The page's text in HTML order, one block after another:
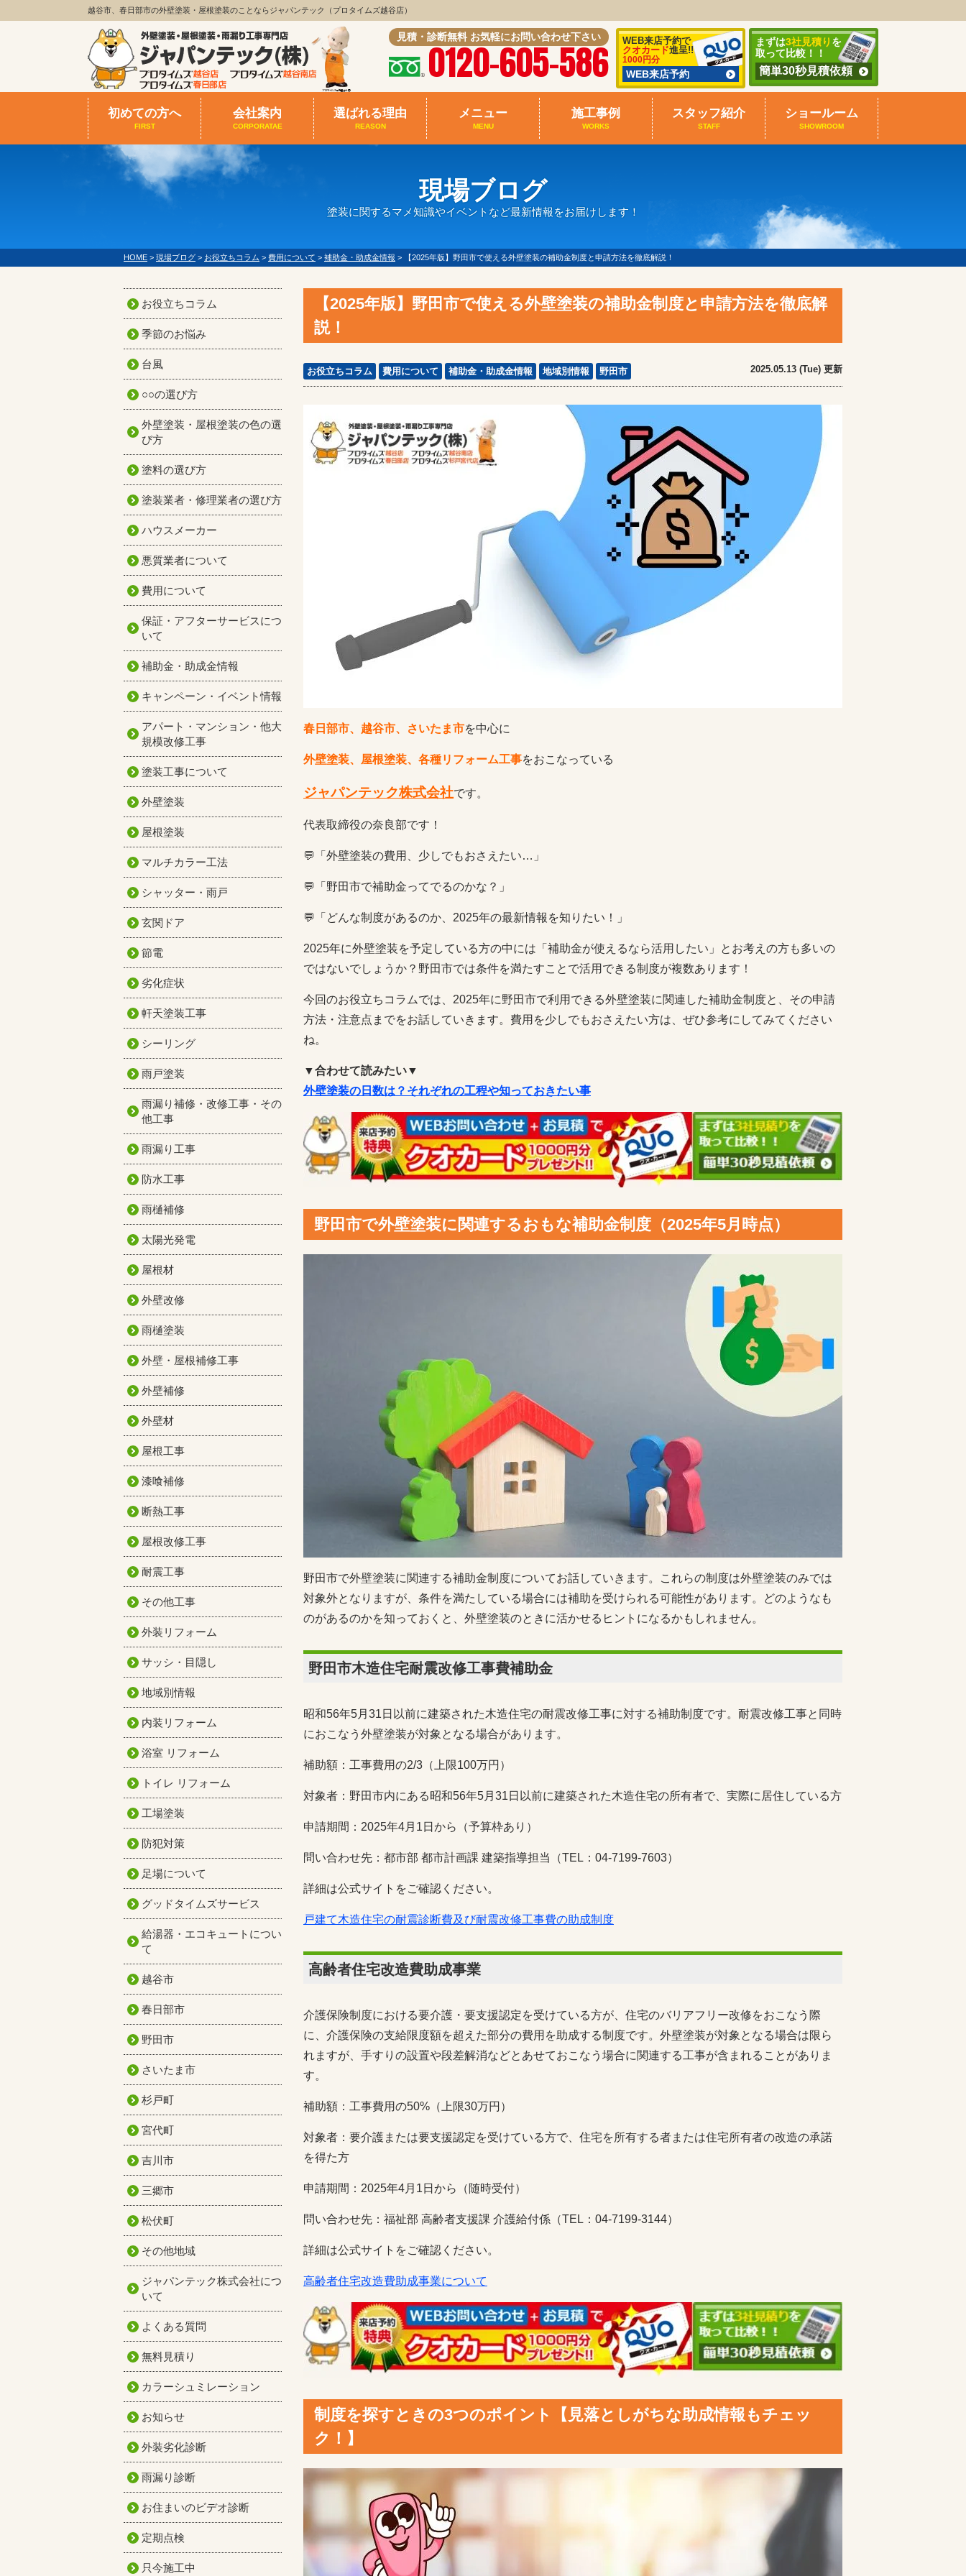
越谷市、春日部市の外壁塗装・屋根塗装のことならジャパンテック（プロタイムズ越谷店）
見積・診断無料 お気軽にお問い合わせ下さい
0120-605-586
WEB来店予約で
クオカード進呈!!
1000円分
WEB来店予約
まずは3社見積り を
取って比較！！
簡単30秒見積依頼
初めての方へ
FIRST
会社案内
CORPORATAE
選ばれる理由
REASON
メニュー
MENU
施工事例
WORKS
スタッフ紹介
STAFF
ショールーム
SHOWROOM
現場ブログ
塗装に関するマメ知識やイベントなど最新情報をお届けします！
HOME > 現場ブログ > お役立ちコラム > 費用について > 補助金・助成金情報 > 【2025年版】野田市で使える外壁塗装の補助金制度と申請方法を徹底解説！
【2025年版】野田市で使える外壁塗装の補助金制度と申請方法を徹底解
説！
お役立ちコラム 費用について 補助金・助成金情報 地域別情報 野田市 2025.05.13 (Tue) 更新
春日部市、越谷市、さいたま市を中心に
外壁塗装、屋根塗装、各種リフォーム工事をおこなっている
ジャパンテック株式会社です。
代表取締役の奈良部です！
💬「外壁塗装の費用、少しでもおさえたい…」
💬「野田市で補助金ってでるのかな？」
💬「どんな制度があるのか、2025年の最新情報を知りたい！」
2025年に外壁塗装を予定している方の中には「補助金が使えるなら活用したい」とお考えの方も多いの
ではないでしょうか？野田市では条件を満たすことで活用できる制度が複数あります！
今回のお役立ちコラムでは、2025年に野田市で利用できる外壁塗装に関連した補助金制度と、その申請
方法・注意点までをお話していきます。費用を少しでもおさえたい方は、ぜひ参考にしてみてください
ね。
▼合わせて読みたい▼
外壁塗装の日数は？それぞれの工程や知っておきたい事
野田市で外壁塗装に関連するおもな補助金制度（2025年5月時点）
野田市で外壁塗装に関連する補助金制度についてお話していきます。これらの制度は外壁塗装のみでは
対象外となりますが、条件を満たしている場合には補助を受けられる可能性があります。どのようなも
のがあるのかを知っておくと、外壁塗装のときに活かせるヒントになるかもしれません。
野田市木造住宅耐震改修工事費補助金
昭和56年5月31日以前に建築された木造住宅の耐震改修工事に対する補助制度です。耐震改修工事と同時
におこなう外壁塗装が対象となる場合があります。
補助額：工事費用の2/3（上限100万円）
対象者：野田市内にある昭和56年5月31日以前に建築された木造住宅の所有者で、実際に居住している方
申請期間：2025年4月1日から（予算枠あり）
問い合わせ先：都市部 都市計画課 建築指導担当（TEL：04-7199-7603）
詳細は公式サイトをご確認ください。
戸建て木造住宅の耐震診断費及び耐震改修工事費の助成制度
高齢者住宅改造費助成事業
介護保険制度における要介護・要支援認定を受けている方が、住宅のバリアフリー改修をおこなう際
に、介護保険の支給限度額を超えた部分の費用を助成する制度です。外壁塗装が対象となる場合は限ら
れますが、手すりの設置や段差解消などとあせておこなう場合に関連する工事が含まれることがありま
す。
補助額：工事費用の50%（上限30万円）
対象者：要介護または要支援認定を受けている方で、住宅を所有する者または住宅所有者の改造の承諾
を得た方
申請期間：2025年4月1日から（随時受付）
問い合わせ先：福祉部 高齢者支援課 介護給付係（TEL：04-7199-3144）
詳細は公式サイトをご確認ください。
高齢者住宅改造費助成事業について
制度を探すときの3つのポイント【見落としがちな助成情報もチェッ
ク！】
お役立ちコラム
季節のお悩み
台風
○○の選び方
外壁塗装・屋根塗装の色の選
び方
塗料の選び方
塗装業者・修理業者の選び方
ハウスメーカー
悪質業者について
費用について
保証・アフターサービスにつ
いて
補助金・助成金情報
キャンペーン・イベント情報
アパート・マンション・他大
規模改修工事
塗装工事について
外壁塗装
屋根塗装
マルチカラー工法
シャッター・雨戸
玄関ドア
節電
劣化症状
軒天塗装工事
シーリング
雨戸塗装
雨漏り補修・改修工事・その
他工事
雨漏り工事
防水工事
雨樋補修
太陽光発電
屋根材
外壁改修
雨樋塗装
外壁・屋根補修工事
外壁補修
外壁材
屋根工事
漆喰補修
断熱工事
屋根改修工事
耐震工事
その他工事
外装リフォーム
サッシ・目隠し
地域別情報
内装リフォーム
浴室 リフォーム
トイレ リフォーム
工場塗装
防犯対策
足場について
グッドタイムズサービス
給湯器・エコキュートについ
て
越谷市
春日部市
野田市
さいたま市
杉戸町
宮代町
吉川市
三郷市
松伏町
その他地域
ジャパンテック株式会社につ
いて
よくある質問
無料見積り
カラーシュミレーション
お知らせ
外装劣化診断
雨漏り診断
お住まいのビデオ診断
定期点検
只今施工中